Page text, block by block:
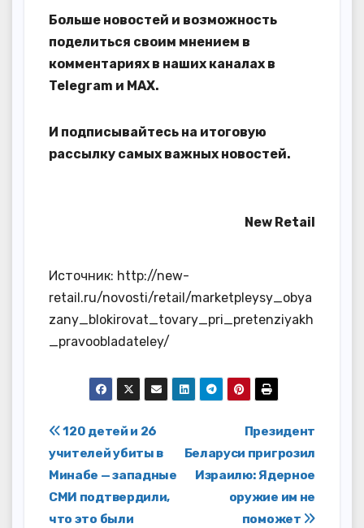
Больше новостей и возможность
поделиться своим мнением в
комментариях в наших каналах в
Telegram и MAX.
И подписывайтесь на итоговую
рассылку самых важных новостей.
New Retail
Источник: http://new-
retail.ru/novosti/retail/marketpleysy_obya
zany_blokirovat_tovary_pri_pretenziyakh
_pravoobladateley/
Навигация
по
записям
Президент
Беларуси пригрозил
Израилю: Ядерное
оружие им не
поможет
120 детей и 26
учителей убиты в
Минабе — западные
СМИ подтвердили,
что это были